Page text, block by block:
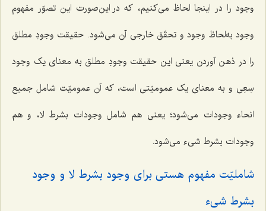
وجود را در اینجا لحاظ می‌کنیم، که در این‌صورت این تصوّر مفهوم
وجود به‌لحاظ وجود و تحقّق خارجی آن می‌شود. حقیقت وجودِ مطلق
را در ذهن آوردن یعنی این حقیقت وجودِ مطلق به معنای یک وجود
سِعِی و به معنای یک عمومیّتی است، که آن عمومیّت شامل جمیع
انحاء وجودات می‌شود؛ یعنی هم شامل وجودات بشرط لا، و هم
وجودات بشرط شیء می‌شود.
شاملیّت مفهوم هستی برای وجود بشرط لا و وجود
بشرط شیء